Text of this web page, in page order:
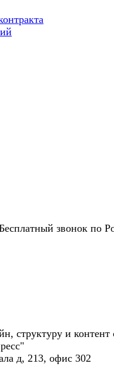
звонок по
структуру и контент
д, 213, офис 302